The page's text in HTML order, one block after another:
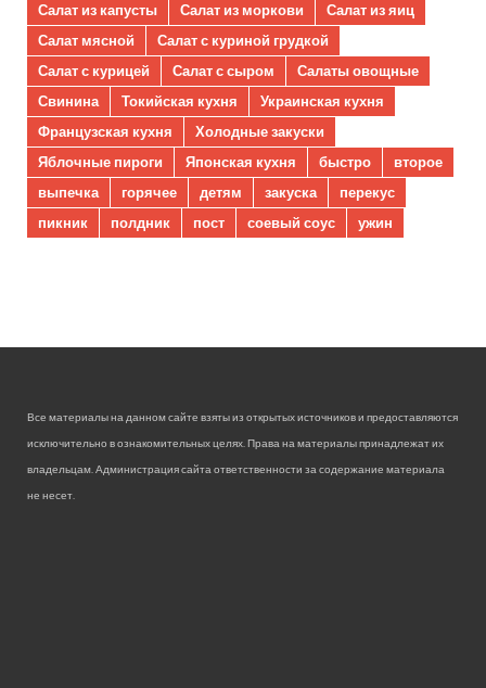
Салат из капусты
Салат из моркови
Салат из яиц
Салат мясной
Салат с куриной грудкой
Салат с курицей
Салат с сыром
Салаты овощные
Свинина
Токийская кухня
Украинская кухня
Французская кухня
Холодные закуски
Яблочные пироги
Японская кухня быстро
второе
выпечка
горячее детям закуска
перекус
пикник
полдник пост соевый соус ужин
Все материалы на данном сайте взяты из открытых источников и предоставляются
исключительно в ознакомительных целях. Права на материалы принадлежат их
владельцам. Администрация сайта ответственности за содержание материала
не несет.